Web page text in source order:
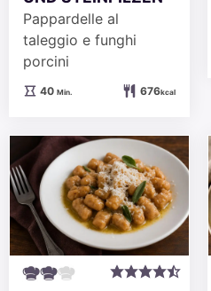
Pappardelle al
taleggio e funghi
porcini
40Minuten
Min. 676kcal